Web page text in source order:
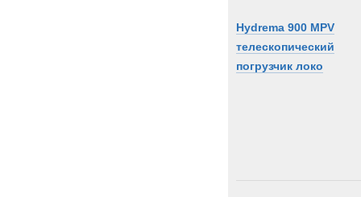
Hydrema 900 MPV
телескопический
погрузчик локо